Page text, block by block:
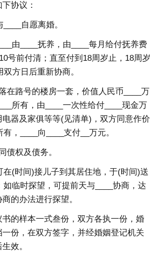
协议：
自愿离婚。
由____抚养，由____每月给付抚养费
号前付清；直至付到18周岁止，18周岁
方日后重新协商。
路号的楼房一套，价值人民币____万
所有，由____一次性给付____现金万
器及家俱等等(见清单)，双方同意作价
，____向____支付__万元。
权及债务。
(时间)接儿子到其居住地，于(时间)送
如临时探望，可提前天与____协商，达
的办法进行探望。
样本一式叁份，双方各执一份，婚
份，在双方签字，并经婚姻登记机关
效。